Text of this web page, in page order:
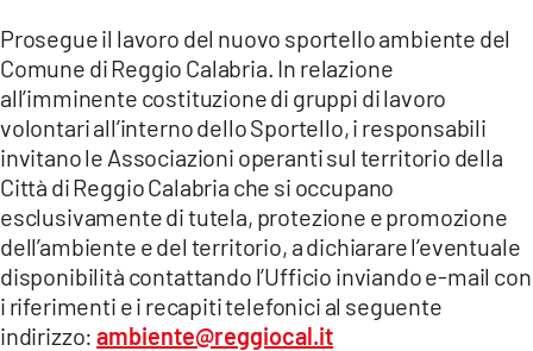
ECONOMIA E LAVORO
EVENTI
SPORT
Streaming
LAC TV
LAC NETWORK
Prosegue il lavoro del nuovo sportello ambiente del
Comune di Reggio Calabria. In relazione
all’imminente costituzione di gruppi di lavoro
volontari all’interno dello Sportello, i responsabili
invitano le Associazioni operanti sul territorio della
Città di Reggio Calabria che si occupano
esclusivamente di tutela, protezione e promozione
dell’ambiente e del territorio, a dichiarare l’eventuale
disponibilità contattando l’Ufficio inviando e-mail con
i riferimenti e i recapiti telefonici al seguente
indirizzo:ambiente@reggiocal.it